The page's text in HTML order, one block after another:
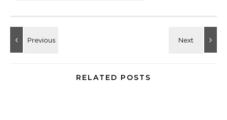
RELATED POSTS